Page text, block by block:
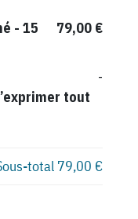
- 15
79,00 €
tout
-
total 79,00 €